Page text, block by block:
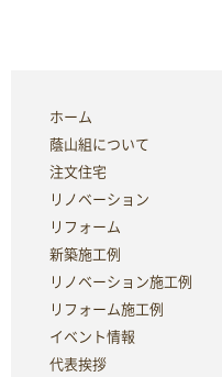
ホーム
蔭山組について
注文住宅
リノベーション
リフォーム
新築施工例
リノベーション施工例
リフォーム施工例
イベント情報
代表挨拶